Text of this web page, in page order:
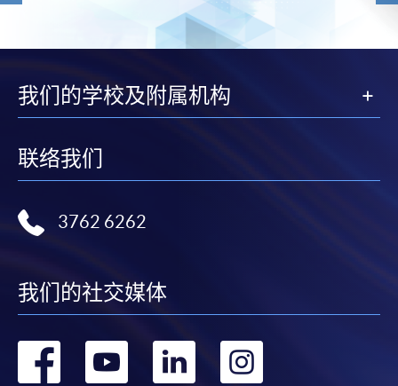
我们的学校及附属机构
联络我们
3762 6262
我们的社交媒体
转 转 转 转